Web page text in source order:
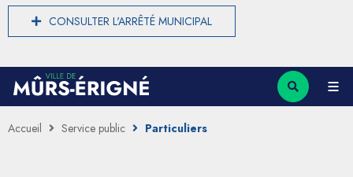
CONSULTER L'ARRÊTÉ MUNICIPAL
Accueil Service public Particuliers